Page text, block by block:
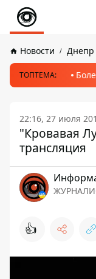
Новости Днепр
ТОПТЕМА:
22:16, 27 июля
"Кровавая
трансляция
👍